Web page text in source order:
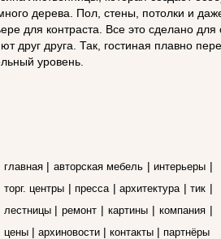
дерева. Пол, стены, потолки и
для контраста. Все это сделано для
друг друга. Так, гостиная плавно
уровень.
главная | авторская мебель | интерьеры |
торг. центры | пресса | архитектура | тик |
лестницы | ремонт | картины | компания |
цены | архиновости | контакты | партнёры